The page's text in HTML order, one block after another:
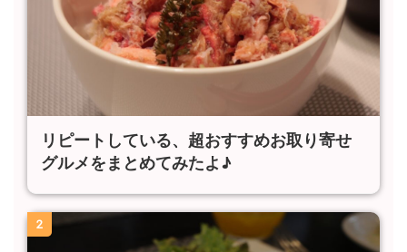
リピートしている、超おすすめお取り寄せ
グルメをまとめてみたよ♪
2